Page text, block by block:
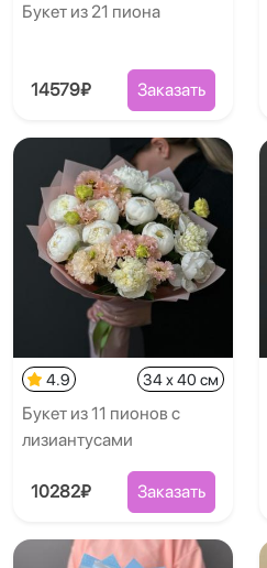
Букет из 21 пиона
14579₽ Заказать
4.9 34 x 40 см
Букет из 11 пионов с
лизиантусами
10282₽ Заказать